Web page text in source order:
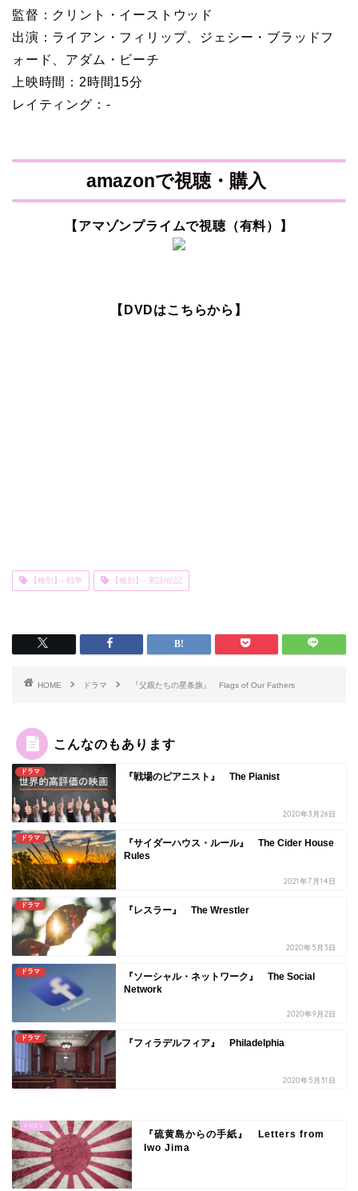
監督：クリント・イーストウッド
出演：ライアン・フィリップ、ジェシー・ブラッドフ
ォード、アダム・ビーチ
上映時間：2時間15分
レイティング：-
amazonで視聴・購入
【アマゾンプライムで視聴（有料）】
【DVDはこちらから】
【種別】- 戦争 【種別】- 実話/伝記
HOME ドラマ 『父親たちの星条旗』 Flags of Our Fathers
こんなのもあります
ドラマ 『戦場のピアニスト』 The Pianist
2020年3月26日
ドラマ
『サイダーハウス・ルール』 The Cider House
Rules
2021年7月14日
ドラマ 『レスラー』 The Wrestler
2020年5月3日
ドラマ
『ソーシャル・ネットワーク』 The Social
Network
2020年9月2日
ドラマ 『フィラデルフィア』 Philadelphia
2020年5月31日
『硫黄島からの手紙』 Letters from
Iwo Jima